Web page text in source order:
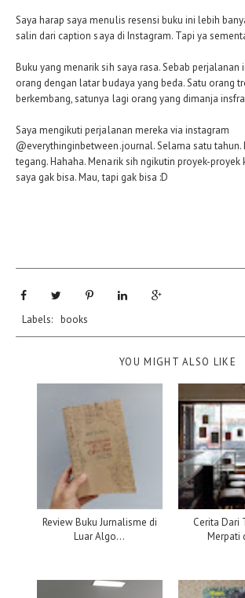
Saya harap saya menulis resensi buku ini lebih
salin dari caption saya di Instagram. Tapi ya
Buku yang menarik sih saya rasa. Sebab perjalanan
orang dengan latar budaya yang beda. Satu orang
berkembang, satunya lagi orang yang dimanja
Saya mengikuti perjalanan mereka via instagram
@everythinginbetween.journal. Selama satu tahun.
tegang. Hahaha. Menarik sih ngikutin proyek-proyek
saya gak bisa. Mau, tapi gak bisa :D
Labels: books
YOU MIGHT ALSO LIKE
Review Buku Jurnalisme di
Luar Algo...
Cerita Dari
Merpati